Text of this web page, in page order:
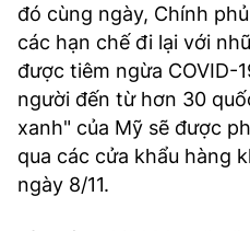
đó cùng ngày, Chính
các hạn chế đi lại với
được tiêm ngừa COVID-
người đến từ hơn 30
xanh" của Mỹ sẽ được
qua các cửa khẩu hàng
ngày 8/11.